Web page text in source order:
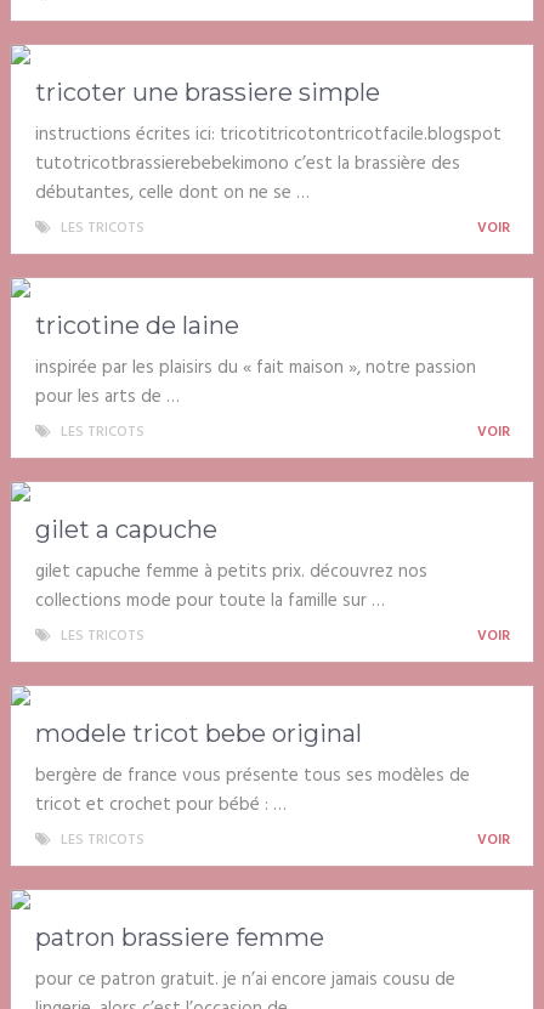
tricoter une brassiere simple
instructions écrites ici: tricotitricotontricotfacile.blogspot
tutotricotbrassierebebekimono c’est la brassière des
débutantes, celle dont on ne se …
LES TRICOTS VOIR
tricotine de laine
inspirée par les plaisirs du « fait maison », notre passion
pour les arts de …
LES TRICOTS VOIR
gilet a capuche
gilet capuche femme à petits prix. découvrez nos
collections mode pour toute la famille sur …
LES TRICOTS VOIR
modele tricot bebe original
bergère de france vous présente tous ses modèles de
tricot et crochet pour bébé : …
LES TRICOTS VOIR
patron brassiere femme
pour ce patron gratuit. je n’ai encore jamais cousu de